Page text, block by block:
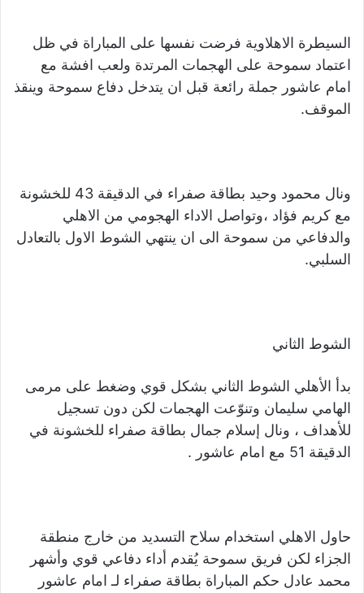
السيطرة الاهلاوية فرضت نفسها على المباراة في ظل
اعتماد سموحة على الهجمات المرتدة ولعب افشة مع
امام عاشور جملة رائعة قبل ان يتدخل دفاع سموحة وينقذ
الموقف.
ونال محمود وحيد بطاقة صفراء في الدقيقة 43 للخشونة
مع كريم فؤاد ،وتواصل الاداء الهجومي من الاهلي
والدفاعي من سموحة الى ان ينتهي الشوط الاول بالتعادل
السلبي.
الشوط الثاني
بدأ الأهلي الشوط الثاني بشكل قوي وضغط على مرمى
الهامي سليمان وتنوّعت الهجمات لكن دون تسجيل
للأهداف ، ونال إسلام جمال بطاقة صفراء للخشونة في
الدقيقة 51 مع امام عاشور .
حاول الاهلي استخدام سلاح التسديد من خارج منطقة
الجزاء لكن فريق سموحة يُقدم أداء دفاعي قوي وأشهر
محمد عادل حكم المباراة بطاقة صفراء لـ امام عاشور